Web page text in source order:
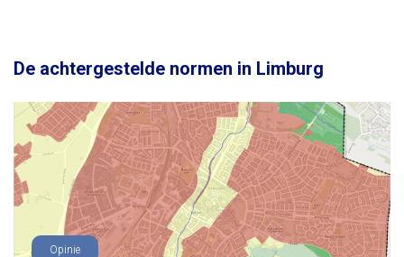
De achtergestelde normen in Limburg
Opinie